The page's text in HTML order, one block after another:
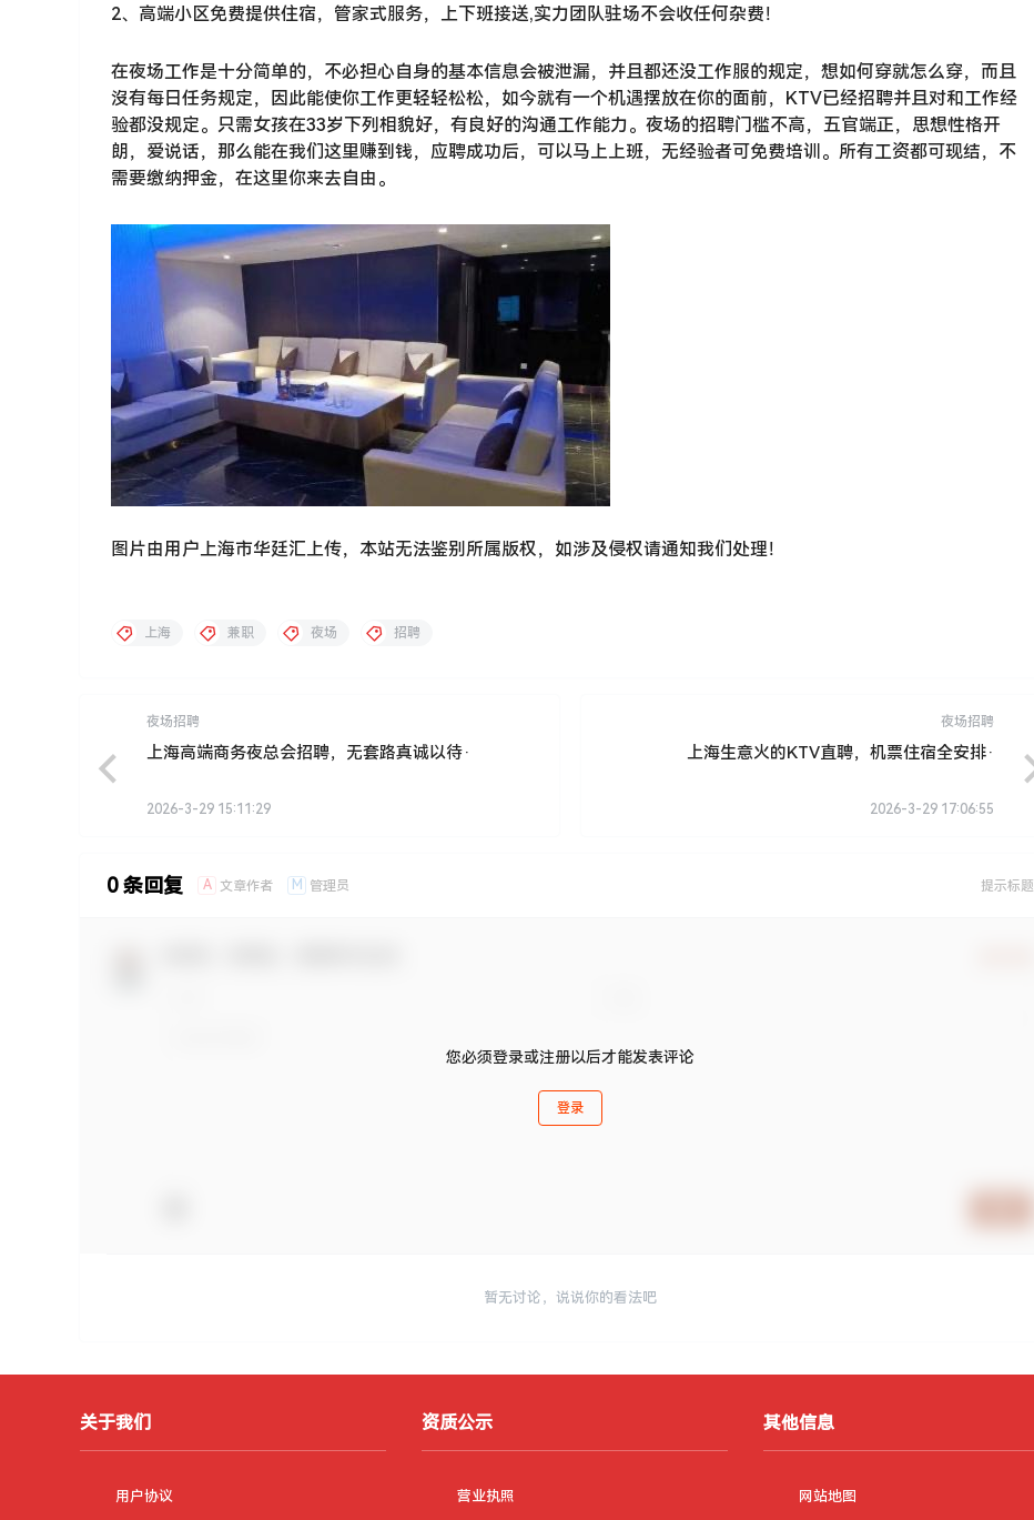
2、高端小区免费提供住宿，管家式服务，上下班接送,实力团队驻场不会收任何杂费！
在夜场工作是十分简单的，不必担心自身的基本信息会被泄漏，并且都还没工作服的规定，想如何穿就怎么穿，而且
沒有每日任务规定，因此能使你工作更轻轻松松，如今就有一个机遇摆放在你的面前，KTV已经招聘并且对和工作经
验都没规定。只需女孩在33岁下列相貌好，有良好的沟通工作能力。夜场的招聘门槛不高，五官端正，思想性格开
朗，爱说话，那么能在我们这里赚到钱，应聘成功后，可以马上上班，无经验者可免费培训。所有工资都可现结，不
需要缴纳押金，在这里你来去自由。
图片由用户上海市华廷汇上传，本站无法鉴别所属版权，如涉及侵权请通知我们处理！
上海 兼职 夜场 招聘
夜场招聘
上海高端商务夜总会招聘，无套路真诚以待·
2026-3-29 15:11:29
夜场招聘
上海生意火的KTV直聘，机票住宿全安排·
2026-3-29 17:06:55
0 条回复 A 文章作者 M 管理员 提示标题
您必须登录或注册以后才能发表评论
登录
暂无讨论，说说你的看法吧
关于我们
用户协议
资质公示
营业执照
其他信息
网站地图